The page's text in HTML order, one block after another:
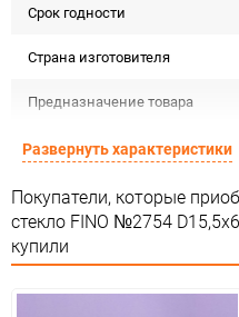
Срок годности
Страна изготовителя
Предназначение товара
Сертификация
Особые условия
Минимальное количество
Количество в коробке
Развернуть характеристики
Покупатели, которые
стекло FINO №2754
купили